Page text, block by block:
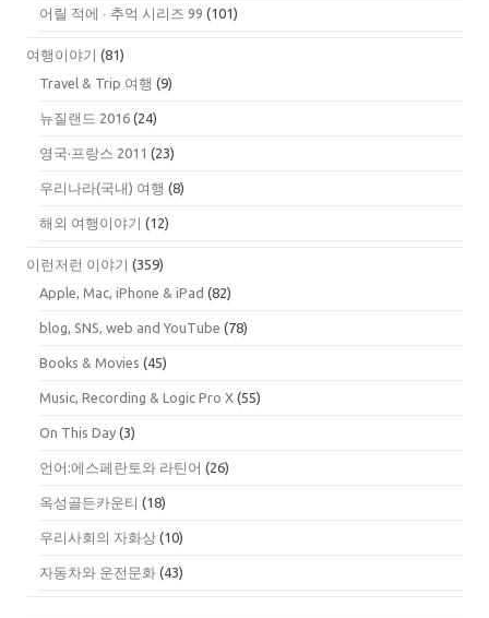
어릴 적에 ∙ 추억 시리즈 99 (101)
여행이야기 (81)
Travel & Trip 여행 (9)
뉴질랜드 2016 (24)
영국·프랑스 2011 (23)
우리나라(국내) 여행 (8)
해외 여행이야기 (12)
이런저런 이야기 (359)
Apple, Mac, iPhone & iPad (82)
blog, SNS, web and YouTube (78)
Books & Movies (45)
Music, Recording & Logic Pro X (55)
On This Day (3)
언어:에스페란토와 라틴어 (26)
옥성골든카운티 (18)
우리사회의 자화상 (10)
자동차와 운전문화 (43)